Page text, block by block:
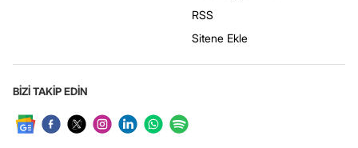
RSS
Sitene Ekle
BİZİ TAKİP EDİN